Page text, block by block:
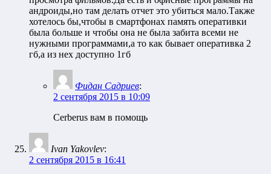
андроиды,но там делать отчет это убиться мало.Также
хотелось бы,чтобы в смартфонах память оперативки
была больше и чтобы она не была забита всеми не
нужными программами,а то как бывает оперативка 2
гб,а из нех доступно 1гб
Фидан Садриев:
2 сентября 2015 в 10:09
Cerberus вам в помощь
Ivan Yakovlev:
2 сентября 2015 в 16:41